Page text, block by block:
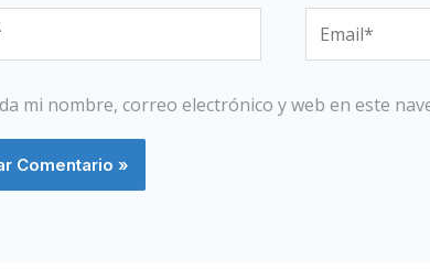
Email*
mi nombre, correo electrónico y web en este